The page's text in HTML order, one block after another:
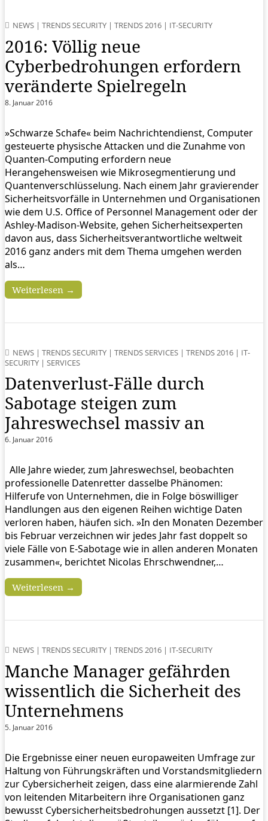
NEWS | TRENDS SECURITY | TRENDS 2016 | IT-SECURITY
2016: Völlig neue
Cyberbedrohungen erfordern
veränderte Spielregeln
8. Januar 2016
»Schwarze Schafe« beim Nachrichtendienst, Computer
gesteuerte physische Attacken und die Zunahme von
Quanten-Computing erfordern neue
Herangehensweisen wie Mikrosegmentierung und
Quantenverschlüsselung. Nach einem Jahr gravierender
Sicherheitsvorfälle in Unternehmen und Organisationen
wie dem U.S. Office of Personnel Management oder der
Ashley-Madison-Website, gehen Sicherheitsexperten
davon aus, dass Sicherheitsverantwortliche weltweit
2016 ganz anders mit dem Thema umgehen werden
als…
Weiterlesen →
NEWS | TRENDS SECURITY | TRENDS SERVICES | TRENDS 2016 | IT-
SECURITY | SERVICES
Datenverlust-Fälle durch
Sabotage steigen zum
Jahreswechsel massiv an
6. Januar 2016
Alle Jahre wieder, zum Jahreswechsel, beobachten
professionelle Datenretter dasselbe Phänomen:
Hilferufe von Unternehmen, die in Folge böswilliger
Handlungen aus den eigenen Reihen wichtige Daten
verloren haben, häufen sich. »In den Monaten Dezember
bis Februar verzeichnen wir jedes Jahr fast doppelt so
viele Fälle von E-Sabotage wie in allen anderen Monaten
zusammen«, berichtet Nicolas Ehrschwendner,…
Weiterlesen →
NEWS | TRENDS SECURITY | TRENDS 2016 | IT-SECURITY
Manche Manager gefährden
wissentlich die Sicherheit des
Unternehmens
5. Januar 2016
Die Ergebnisse einer neuen europaweiten Umfrage zur
Haltung von Führungskräften und Vorstandsmitgliedern
zur Cybersicherheit zeigen, dass eine alarmierende Zahl
von leitenden Mitarbeitern ihre Organisationen ganz
bewusst Cybersicherheitsbedrohungen aussetzt [1]. Der